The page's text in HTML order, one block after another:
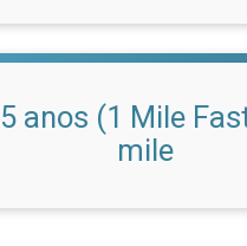
anos (1 Mile
mile